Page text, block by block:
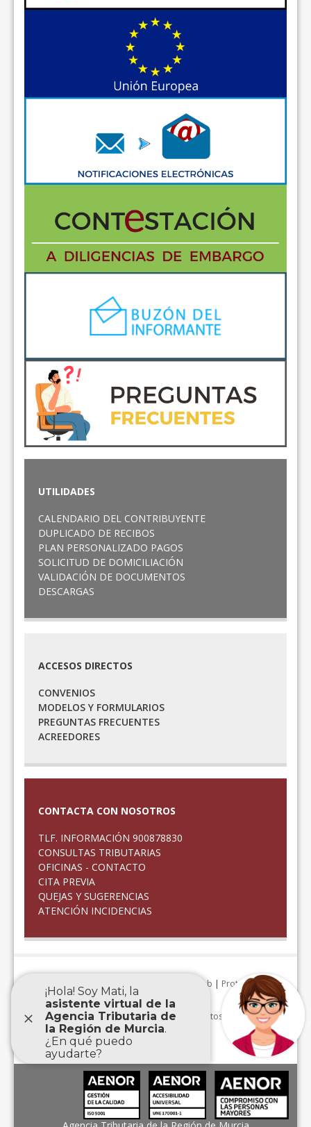
UTILIDADES
CALENDARIO DEL CONTRIBUYENTE
DUPLICADO DE RECIBOS
PLAN PERSONALIZADO PAGOS
SOLICITUD DE DOMICILIACIÓN
VALIDACIÓN DE DOCUMENTOS
DESCARGAS
ACCESOS DIRECTOS
CONVENIOS
MODELOS Y FORMULARIOS
PREGUNTAS FRECUENTES
ACREEDORES
CONTACTA CON NOSOTROS
TLF. INFORMACIÓN 900878830
CONSULTAS TRIBUTARIAS
OFICINAS - CONTACTO
CITA PREVIA
QUEJAS Y SUGERENCIAS
ATENCIÓN INCIDENCIAS
Aviso Legal Accesibilidad Mapa Web | Protección de
datos personales|